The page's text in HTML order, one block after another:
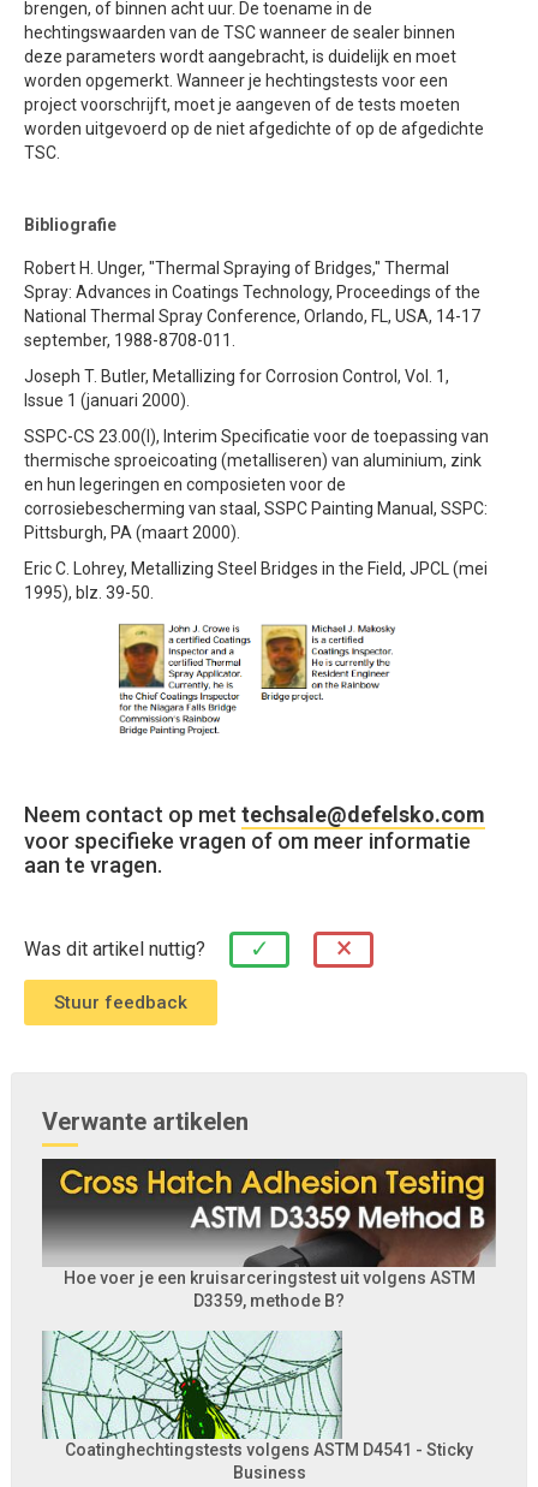
brengen, of binnen acht uur. De toename in de
hechtingswaarden van de TSC wanneer de sealer binnen
deze parameters wordt aangebracht, is duidelijk en moet
worden opgemerkt. Wanneer je hechtingstests voor een
project voorschrijft, moet je aangeven of de tests moeten
worden uitgevoerd op de niet afgedichte of op de afgedichte
TSC.
Bibliografie
Robert H. Unger, "Thermal Spraying of Bridges," Thermal
Spray: Advances in Coatings Technology, Proceedings of the
National Thermal Spray Conference, Orlando, FL, USA, 14-17
september, 1988-8708-011.
Joseph T. Butler, Metallizing for Corrosion Control, Vol. 1,
Issue 1 (januari 2000).
SSPC-CS 23.00(I), Interim Specificatie voor de toepassing van
thermische sproeicoating (metalliseren) van aluminium, zink
en hun legeringen en composieten voor de
corrosiebescherming van staal, SSPC Painting Manual, SSPC:
Pittsburgh, PA (maart 2000).
Eric C. Lohrey, Metallizing Steel Bridges in the Field, JPCL (mei
1995), blz. 39-50.
Neem contact op met techsale@defelsko.com
voor specifieke vragen of om meer informatie
aan te vragen.
Was dit artikel nuttig? ✓ ×
Verwante artikelen
Hoe voer je een kruisarceringstest uit volgens ASTM
D3359, methode B?
Coatinghechtingstests volgens ASTM D4541 - Sticky
Business